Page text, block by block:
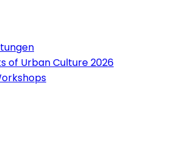
of Urban Culture 2026